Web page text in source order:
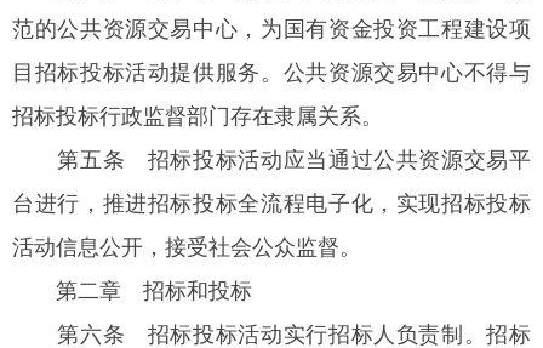
范的公共资源交易中心，为国有资金投资工程建设项
目招标投标活动提供服务。公共资源交易中心不得与
招标投标行政监督部门存在隶属关系。
第五条 招标投标活动应当通过公共资源交易平
台进行，推进招标投标全流程电子化，实现招标投标
活动信息公开，接受社会公众监督。
第二章 招标和投标
第六条 招标投标活动实行招标人负责制。招标